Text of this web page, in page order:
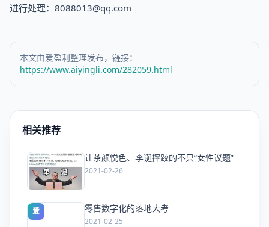
进行处理：8088013@qq.com
本文由爱盈利整理发布，链接：
https://www.aiyingli.com/282059.html
相关推荐
爱 让茶颜悦色、李诞摔跤的不只“女性议题”
2021-02-26
爱 零售数字化的落地大考
2021-02-25